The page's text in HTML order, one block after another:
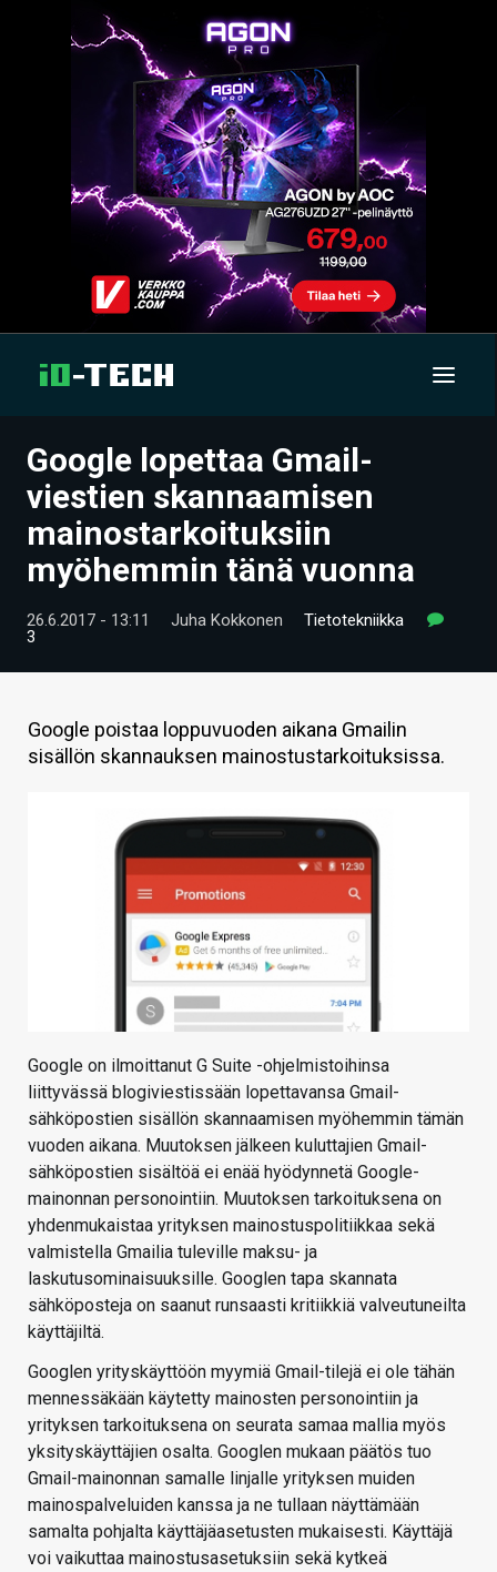
UUTISET
ARTIKKELIT
VIDEOT
TECHBBS
KAUPPA
Google lopettaa Gmail-
viestien skannaamisen
mainostarkoituksiin
myöhemmin tänä vuonna
26.6.2017 - 13:11 Juha Kokkonen
Tietotekniikka
3
Google poistaa loppuvuoden aikana Gmailin
sisällön skannauksen mainostustarkoituksissa.
Google on ilmoittanut G Suite -ohjelmistoihinsa
liittyvässä blogiviestissään lopettavansa Gmail-
sähköpostien sisällön skannaamisen myöhemmin tämän
vuoden aikana. Muutoksen jälkeen kuluttajien Gmail-
sähköpostien sisältöä ei enää hyödynnetä Google-
mainonnan personointiin. Muutoksen tarkoituksena on
yhdenmukaistaa yrityksen mainostuspolitiikkaa sekä
valmistella Gmailia tuleville maksu- ja
laskutusominaisuuksille. Googlen tapa skannata
sähköposteja on saanut runsaasti kritiikkiä valveutuneilta
käyttäjiltä.
Googlen yrityskäyttöön myymiä Gmail-tilejä ei ole tähän
mennessäkään käytetty mainosten personointiin ja
yrityksen tarkoituksena on seurata samaa mallia myös
yksityskäyttäjien osalta. Googlen mukaan päätös tuo
Gmail-mainonnan samalle linjalle yrityksen muiden
mainospalveluiden kanssa ja ne tullaan näyttämään
samalta pohjalta käyttäjäasetusten mukaisesti. Käyttäjä
voi vaikuttaa mainostusasetuksiin sekä kytkeä